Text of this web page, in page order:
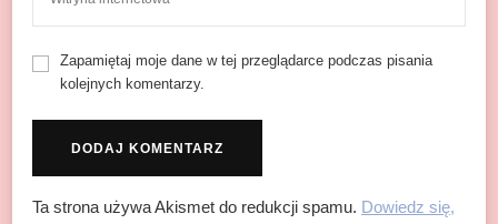
Zapamiętaj moje dane w tej przeglądarce podczas pisania
kolejnych komentarzy.
Ta strona używa Akismet do redukcji spamu. Dowiedz się,